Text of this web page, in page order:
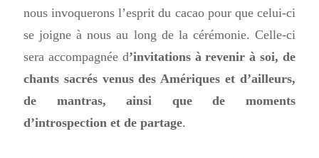
nous invoquerons l’esprit du cacao pour que celui-ci
se joigne à nous au long de la cérémonie. Celle-ci
sera accompagnée d’invitations à revenir à soi, de
chants sacrés venus des Amériques et d’ailleurs,
de mantras, ainsi que de moments
d’introspection et de partage.